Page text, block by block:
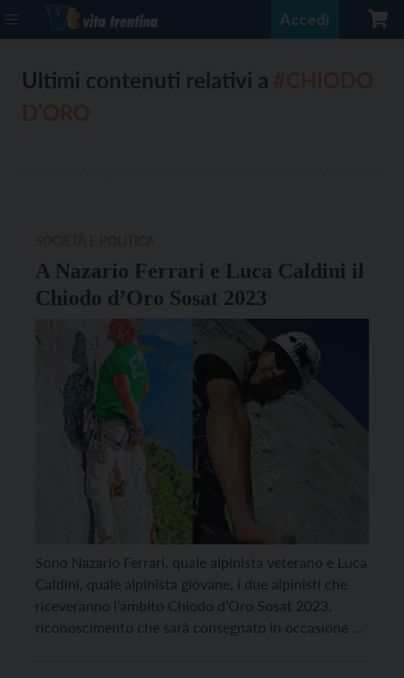
Accedi
Ultimi contenuti relativi a
A Nazario Ferrari e Luca Caldini il
Chiodo d’Oro Sosat 2023
Sono Nazario Ferrari, quale alpinista veterano e Luca
Caldini, quale alpinista giovane, i due alpinisti che
riceveranno l’ambito Chiodo d’Oro Sosat 2023,
riconoscimento che sarà consegnato in occasione di